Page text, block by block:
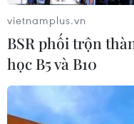
túy
07/08/2026 04:40
Cần xử lý dứt điểm
lộ 22B
vietnamplus.vn
BSR phối trộn
học B5 và B10